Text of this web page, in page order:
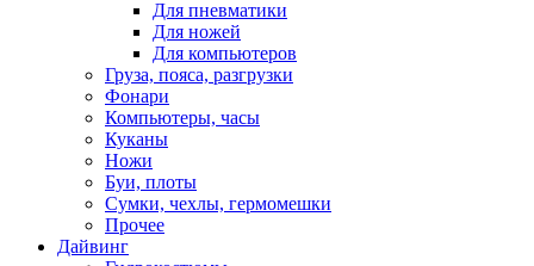
Для пневматики
Для ножей
Для компьютеров
Груза, пояса, разгрузки
Фонари
Компьютеры, часы
Куканы
Ножи
Буи, плоты
Сумки, чехлы, гермомешки
Прочее
Дайвинг